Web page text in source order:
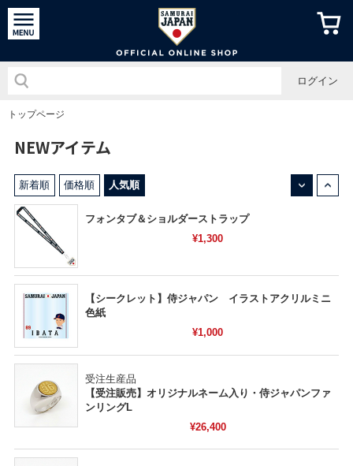
侍ジャパ
ログイン
トップページ
NEWアイテム
新着順 価格順 人気順
フォンタブ＆ショルダーストラップ
¥1,300
【シークレット】侍ジャパン イラストアクリルミニ
色紙
¥1,000
受注生産品
【受注販売】オリジナルネーム入り・侍ジャパンファ
ンリングL
¥26,400